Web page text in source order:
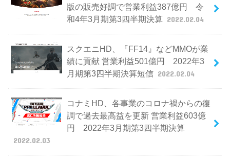
版の販売好調で営業利益387億円 令
和4年3月期第3四半期決算 2022.02.04
スクエニHD、『FF14』などMMOが業
績に貢献 営業利益501億円 2022年3
月期第3四半期決算短信 2022.02.04
コナミHD、各事業のコロナ禍からの復
調で過去最高益を更新 営業利益603億
円 2022年3月期第3四半期決算
2022.02.03